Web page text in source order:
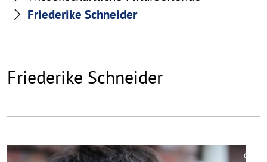
Friederike Schneider
Friederike Schneider
©